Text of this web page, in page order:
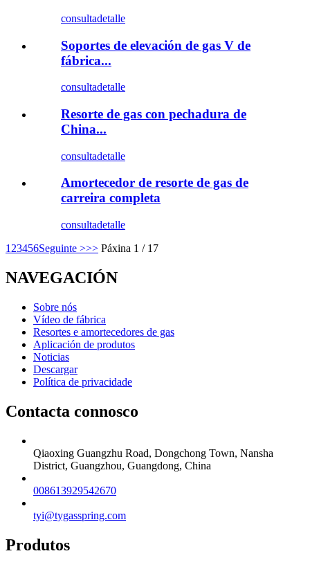
consultadetalle
Soportes de elevación de gas V de
fábrica...
consultadetalle
Resorte de gas con pechadura de
China...
consultadetalle
Amortecedor de resorte de gas de
carreira completa
consultadetalle
1 23456Seguinte >>> Páxina 1 / 17
NAVEGACIÓN
Sobre nós
Vídeo de fábrica
Resortes e amortecedores de gas
Aplicación de produtos
Noticias
Descargar
Política de privacidade
Contacta connosco
Qiaoxing Guangzhu Road, Dongchong Town, Nansha
District, Guangzhou, Guangdong, China
008613929542670
tyi@tygasspring.com
Produtos